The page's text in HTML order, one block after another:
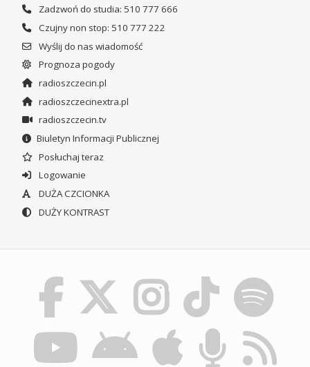
Zadzwoń do studia: 510 777 666
Czujny non stop: 510 777 222
Wyślij do nas wiadomość
Prognoza pogody
radioszczecin.pl
radioszczecinextra.pl
radioszczecin.tv
Biuletyn Informacji Publicznej
Posłuchaj teraz
Logowanie
DUŻA CZCIONKA
DUŻY KONTRAST